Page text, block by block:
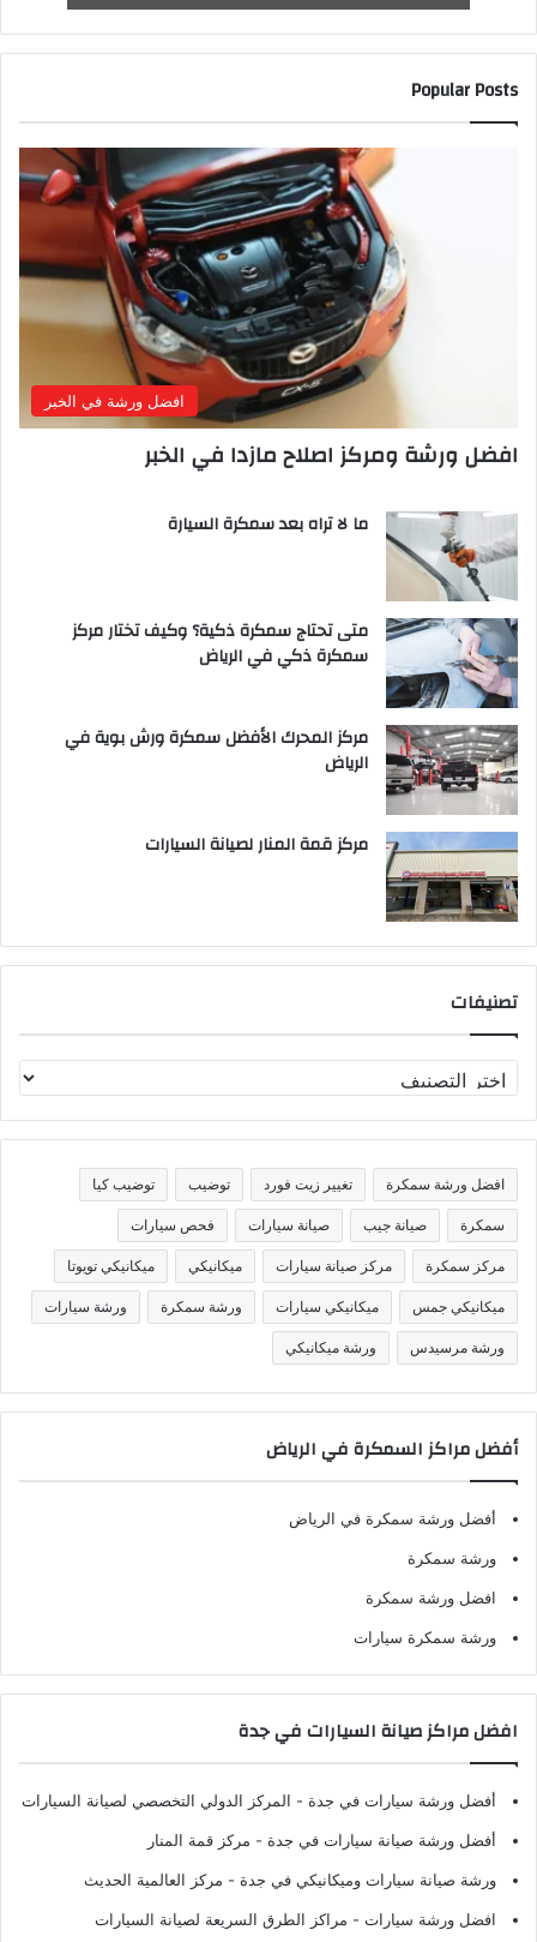
Popular Posts
افضل ورشة في الخبر
افضل ورشة ومركز اصلاح مازدا في الخبر
ما لا تراه بعد سمكرة السيارة
متى تحتاج سمكرة ذكية؟ وكيف تختار مركز
سمكرة ذكي في الرياض
مركز المحرك الأفضل سمكرة ورش بوية في
الرياض
مركز قمة المنار لصيانة السيارات
تصنيفات
ص
ن
ف
ا
افضل ورشة سمكرة تغيير زيت فورد توضيب توضيب كيا
سمكرة صيانة جيب صيانة سيارات فحص سيارات
مركز سمكرة مركز صيانة سيارات ميكانيكي ميكانيكي تويوتا
ميكانيكي جمس ميكانيكي سيارات ورشة سمكرة ورشة سيارات
ورشة مرسيدس ورشة ميكانيكي
أفضل مراكز السمكرة في الرياض
أفضل ورشة سمكرة في الرياض
ورشة سمكرة
افضل ورشة سمكرة
ورشة سمكرة سيارات
افضل مراكز صيانة السيارات في جدة
أفضل ورشة سيارات في جدة - المركز الدولي التخصصي لصيانة السيارات
أفضل ورشة صيانة سيارات في جدة - مركز قمة المنار
ورشة صيانة سيارات وميكانيكي في جدة - مركز العالمية الحديث
افضل ورشة سيارات - مراكز الطرق السريعة لصيانة السيارات